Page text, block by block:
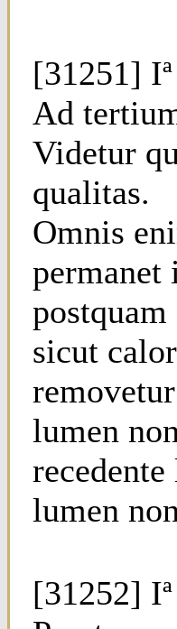
[31251]
Ad
Videtur
qualitas.
Omnis
permanet
postquam
sicut
lumen
lumen
[31252]